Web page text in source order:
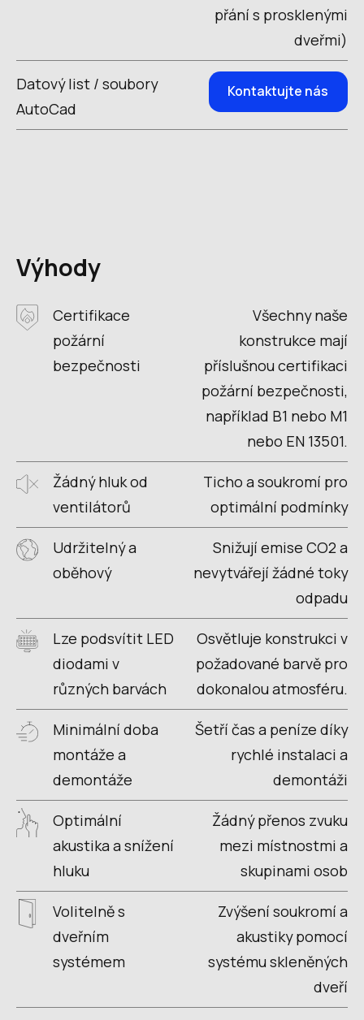
přání s prosklenými
dveřmi)
Datový list / soubory
AutoCad
Kontaktujte nás
Výhody
Certifikace
požární
bezpečnosti
Všechny naše
konstrukce mají
příslušnou certifikaci
požární bezpečnosti,
například B1 nebo M1
nebo EN 13501.
Žádný hluk od
ventilátorů
Ticho a soukromí pro
optimální podmínky
Udržitelný a
oběhový
Snižují emise CO2 a
nevytvářejí žádné toky
odpadu
Lze podsvítit LED
diodami v
různých barvách
Osvětluje konstrukci v
požadované barvě pro
dokonalou atmosféru.
Minimální doba
montáže a
demontáže
Šetří čas a peníze díky
rychlé instalaci a
demontáži
Optimální
akustika a snížení
hluku
Žádný přenos zvuku
mezi místnostmi a
skupinami osob
Volitelně s
dveřním
systémem
Zvýšení soukromí a
akustiky pomocí
systému skleněných
dveří